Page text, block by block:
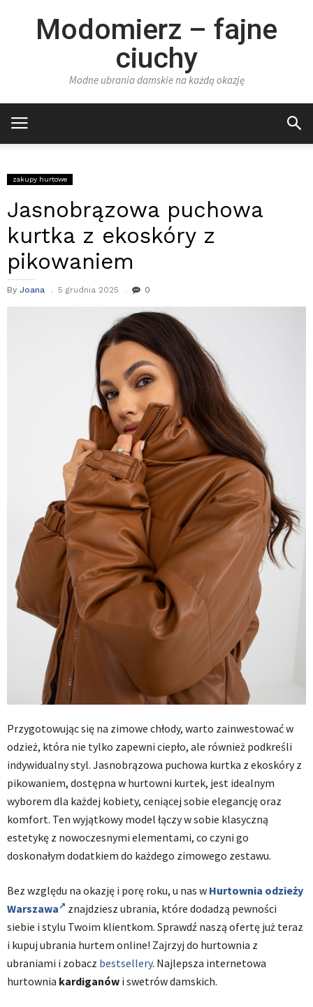
Modomierz – fajne
ciuchy
Modne ubrania damskie na każdą okazję
zakupy hurtowe
Jasnobrązowa puchowa
kurtka z ekoskóry z
pikowaniem
By Joana 5 grudnia 2025 0
Przygotowując się na zimowe chłody, warto zainwestować w
odzież, która nie tylko zapewni ciepło, ale również podkreśli
indywidualny styl. Jasnobrązowa puchowa kurtka z ekoskóry z
pikowaniem, dostępna w hurtowni kurtek, jest idealnym
wyborem dla każdej kobiety, ceniącej sobie elegancję oraz
komfort. Ten wyjątkowy model łączy w sobie klasyczną
estetykę z nowoczesnymi elementami, co czyni go
doskonałym dodatkiem do każdego zimowego zestawu.
Bez względu na okazję i porę roku, u nas w Hurtownia odzieży
Warszawa
znajdziesz ubrania, które dodadzą pewności
siebie i stylu Twoim klientkom. Sprawdź naszą ofertę już teraz
i kupuj ubrania hurtem online! Zajrzyj do hurtownia z
ubraniami i zobacz bestsellery. Najlepsza internetowa
hurtownia kardiganów i swetrów damskich.